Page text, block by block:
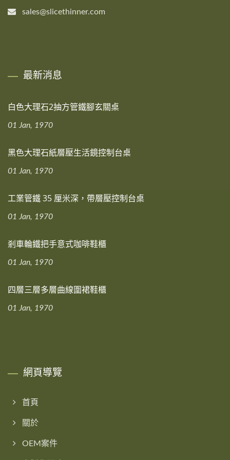
sales@slicethinner.com
最新消息
白色大理石2抽方管鐵腳玄關桌
01 Jan, 1970
黑色大理石紙層壓生活鏡控制台桌
01 Jan, 1970
工業管鐵 35 厘米深，帶層壓控制台桌
01 Jan, 1970
剎車輪鐵把手意式咖啡鞋櫃
01 Jan, 1970
四層三層多層曲線圍裙鞋櫃
01 Jan, 1970
網頁導覽
首頁
關於
OEM案件